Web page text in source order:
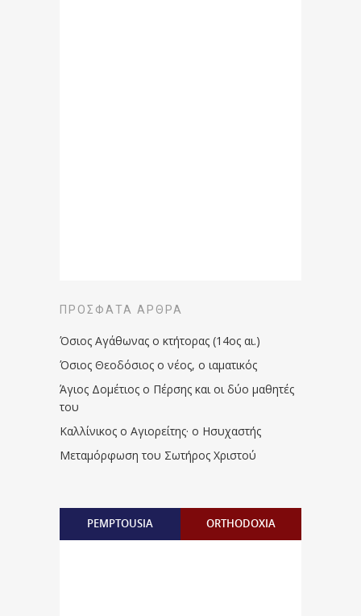
ΠΡΌΣΦΑΤΑ ΆΡΘΡΑ
Όσιος Αγάθωνας ο κτήτορας (14ος αι.)
Όσιος Θεοδόσιος ο νέος, ο ιαματικός
Άγιος Δομέτιος ο Πέρσης και οι δύο μαθητές
του
Καλλίνικος ο Αγιορείτης · ο Ησυχαστής
Μεταμόρφωση του Σωτήρος Χριστού
PEMPTOUSIA ORTHODOXIA